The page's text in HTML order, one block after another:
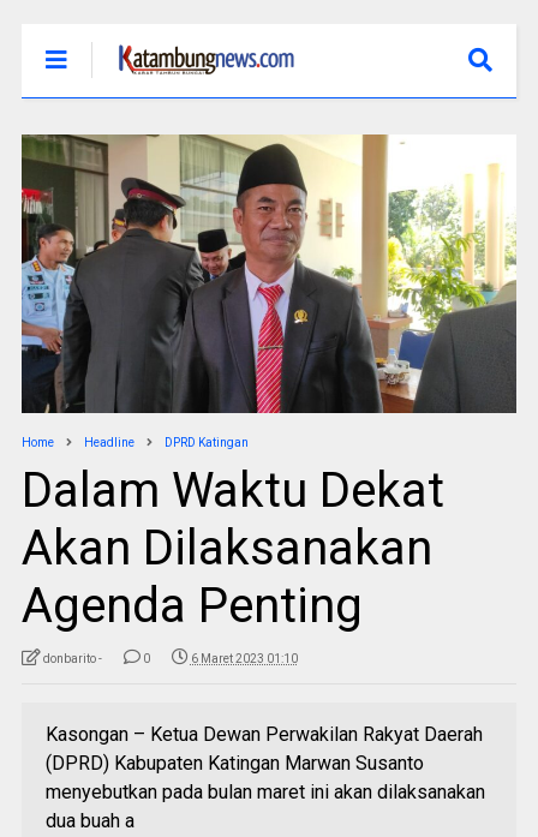
Home Headline DPRD Katingan
Dalam Waktu Dekat
Akan Dilaksanakan
Agenda Penting
donbarito - 0 6 Maret 2023 01:10
Kasongan – Ketua Dewan Perwakilan Rakyat Daerah
(DPRD) Kabupaten Katingan Marwan Susanto
menyebutkan pada bulan maret ini akan dilaksanakan
dua buah a